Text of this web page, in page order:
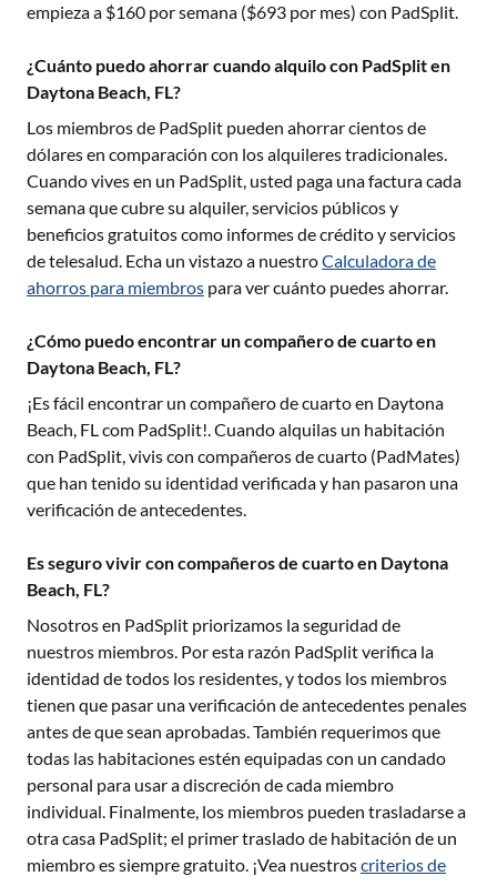
empieza a $160 por semana ($693 por mes) con PadSplit.
¿Cuánto puedo ahorrar cuando alquilo con PadSplit en
Daytona Beach, FL?
Los miembros de PadSplit pueden ahorrar cientos de
dólares en comparación con los alquileres tradicionales.
Cuando vives en un PadSplit, usted paga una factura cada
semana que cubre su alquiler, servicios públicos y
beneficios gratuitos como informes de crédito y servicios
de telesalud. Echa un vistazo a nuestroCalculadora de
ahorros para miembros para ver cuánto puedes ahorrar.
¿Cómo puedo encontrar un compañero de cuarto en
Daytona Beach, FL?
¡Es fácil encontrar un compañero de cuarto en Daytona
Beach, FLcom PadSplit!. Cuando alquilas un habitación
con PadSplit, vivis con compañeros de cuarto (PadMates)
que han tenido su identidad verificada y han pasaron una
verificación de antecedentes.
Es seguro vivir con compañeros de cuarto en Daytona
Beach, FL?
Nosotros en PadSplit priorizamos la seguridad de
nuestros miembros. Por esta razón PadSplit verifica la
identidad de todos los residentes, y todos los miembros
tienen que pasar una verificación de antecedentes penales
antes de que sean aprobadas. También requerimos que
todas las habitaciones estén equipadas con un candado
personal para usar a discreción de cada miembro
individual. Finalmente, los miembros pueden trasladarse a
otra casa PadSplit; el primer traslado de habitación de un
miembro es siempre gratuito. ¡Vea nuestroscriterios de